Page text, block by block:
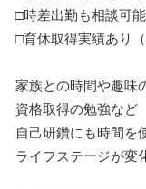
□時差出勤も相談可能
□育休取得実績あり（
家族との時間や趣味
資格取得の勉強など
自己研鑽にも時間を
ライフステージが変